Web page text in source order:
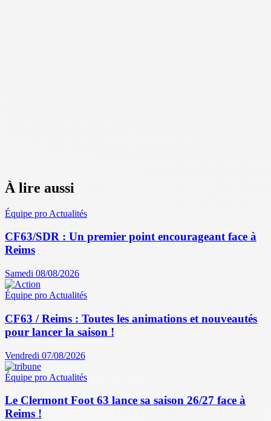
À lire aussi
Équipe pro Actualités
CF63/SDR : Un premier point encourageant face à
Reims
Samedi 08/08/2026
Équipe pro Actualités
CF63 / Reims : Toutes les animations et nouveautés
pour lancer la saison !
Vendredi 07/08/2026
Équipe pro Actualités
Le Clermont Foot 63 lance sa saison 26/27 face à
Reims !